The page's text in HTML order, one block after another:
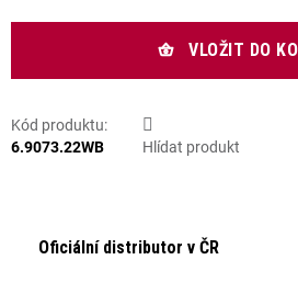
VLOŽIT DO
Kód produktu:
6.9073.22WB
Hlídat produkt
Oficiální distributor v ČR